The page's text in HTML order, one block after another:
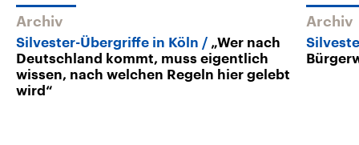
Archiv
Silvester-Übergriffe in Köln
„Wer nach
Deutschland kommt, muss eigentlich
wissen, nach welchen Regeln hier gelebt
wird“
Archiv